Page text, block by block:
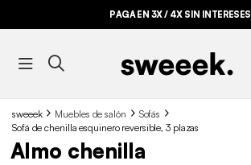
PAGA EN 3X / 4X SIN INTERESES
sweeek Muebles de salón
Sofás
Sofá de chenilla esquinero reversible, 3 plazas
Almo chenilla